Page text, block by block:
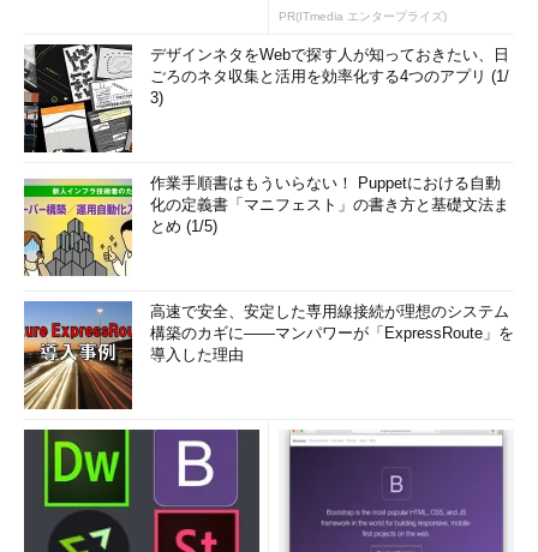
PR(ITmedia エンタープライズ)
デザインネタをWebで探す人が知っておきたい、日
ごろのネタ収集と活用を効率化する4つのアプリ (1/
3)
作業手順書はもういらない！ Puppetにおける自動
化の定義書「マニフェスト」の書き方と基礎文法ま
とめ (1/5)
高速で安全、安定した専用線接続が理想のシステム
構築のカギに――マンパワーが「ExpressRoute」を
導入した理由